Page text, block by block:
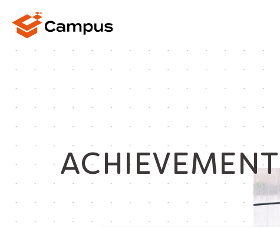
ACHIEVEMENT